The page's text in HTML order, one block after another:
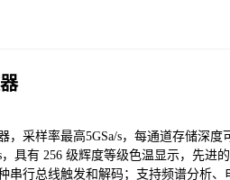
，采样率最高5GSa/s，每通道存储深度
，具有 256 级辉度等级色温显示，先进
串行总线触发和解码；支持频谱分析